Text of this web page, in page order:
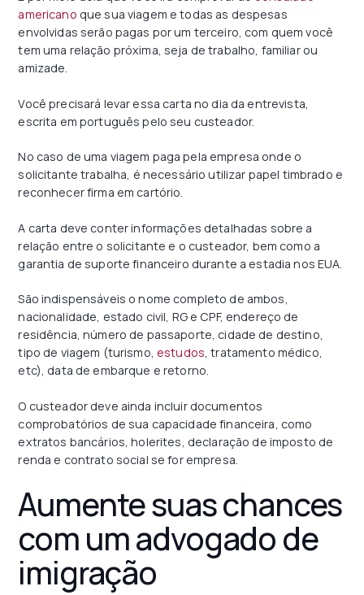
americano que sua viagem e todas as despesas
envolvidas serão pagas por um terceiro, com quem você
tem uma relação próxima, seja de trabalho, familiar ou
amizade.
Você precisará levar essa carta no dia da entrevista,
escrita em português pelo seu custeador.
No caso de uma viagem paga pela empresa onde o
solicitante trabalha, é necessário utilizar papel timbrado e
reconhecer firma em cartório.
A carta deve conter informações detalhadas sobre a
relação entre o solicitante e o custeador, bem como a
garantia de suporte financeiro durante a estadia nos EUA.
São indispensáveis o nome completo de ambos,
nacionalidade, estado civil, RG e CPF, endereço de
residência, número de passaporte, cidade de destino,
tipo de viagem (turismo, estudos, tratamento médico,
etc), data de embarque e retorno.
O custeador deve ainda incluir documentos
comprobatórios de sua capacidade financeira, como
extratos bancários, holerites, declaração de imposto de
renda e contrato social se for empresa.
Aumente suas chances
com um advogado de
imigração